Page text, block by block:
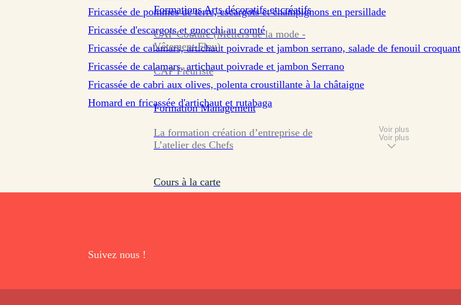
Formations Arts décoratifs et créatifs
CAP Couture (Métiers de la mode -
Vêtement Flou)
CAP Fleuriste
Formation Management
La formation création d’entreprise de
L’atelier des Chefs
Cours à la carte
Fricassée de pommes de terre, escargots et champignons en persillade
Fricassée d'escargots et gnocchi au comté
Fricassée de calamars, artichaut poivrade et jambon serrano, salade de fenouil croquant
Fricassée de calamars, artichaut poivrade et jambon Serrano
Fricassée de cabri aux olives, polenta croustillante à la châtaigne
Homard en fricassée d'artichaut et rutabaga
Voir plus
Voir plus
Suivez nous !